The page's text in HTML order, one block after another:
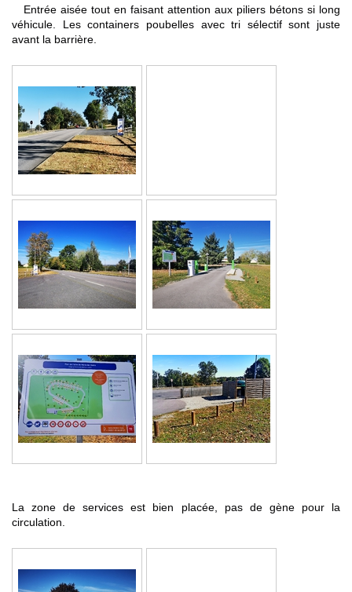
Entrée aisée tout en faisant attention aux piliers bétons si long
véhicule. Les containers poubelles avec tri sélectif sont juste
avant la barrière.
La zone de services est bien placée, pas de gène pour la
circulation.